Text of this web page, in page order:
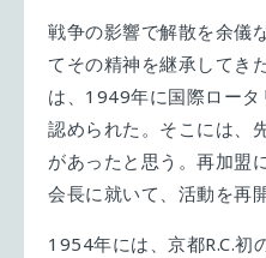
戦争の影響で解散を余儀
てその精神を継承してき
は、1949年に国際ロータ
認められた。そこには、
があったと思う。再加盟
会長に就いて、活動を再
1954年には、京都R.C.初